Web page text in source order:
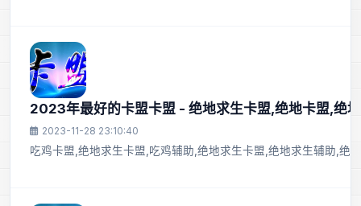
2023年最好的卡盟卡盟 - 绝地求生卡盟,绝地卡盟,绝
2023-11-28 23:10:40
吃鸡卡盟,绝地求生卡盟,吃鸡辅助,绝地求生卡盟,绝地求生辅助,绝